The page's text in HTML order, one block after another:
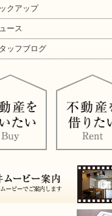
クアップ
ース
ッフブログ